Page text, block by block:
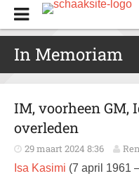
In Memoriam
IM, voorheen GM,
overleden
29 maart 2024 8:36
Isa Kasimi (7 april 1961